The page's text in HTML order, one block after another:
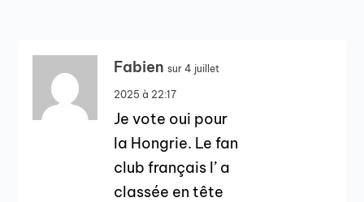
Fabien sur 4 juillet
2025 à 22:17
Je vote oui pour
la Hongrie. Le fan
club français l’ a
classée en tête